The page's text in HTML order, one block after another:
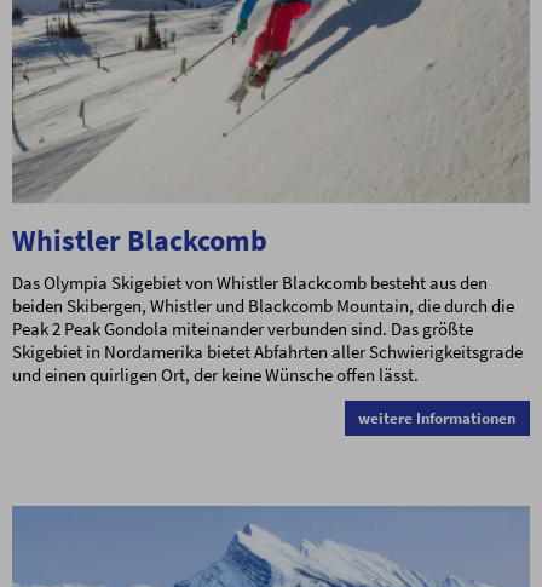
Whistler Blackcomb
Das Olympia Skigebiet von Whistler Blackcomb besteht aus den
beiden Skibergen, Whistler und Blackcomb Mountain, die durch die
Peak 2 Peak Gondola miteinander verbunden sind. Das größte
Skigebiet in Nordamerika bietet Abfahrten aller Schwierigkeitsgrade
und einen quirligen Ort, der keine Wünsche offen lässt.
weitere Informationen